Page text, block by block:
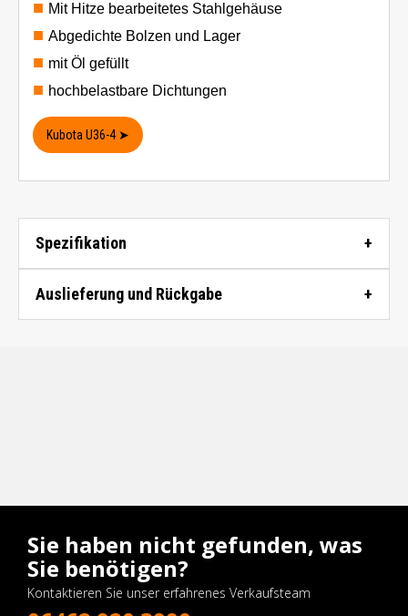
Mit Hitze bearbeitetes Stahlgehäuse
Abgedichte Bolzen und Lager
mit Öl gefüllt
hochbelastbare Dichtungen
Kubota U36-4 ➤
Spezifikation
Auslieferung und Rückgabe
Sie haben nicht gefunden, was
Sie benötigen?
Kontaktieren Sie unser erfahrenes Verkaufsteam